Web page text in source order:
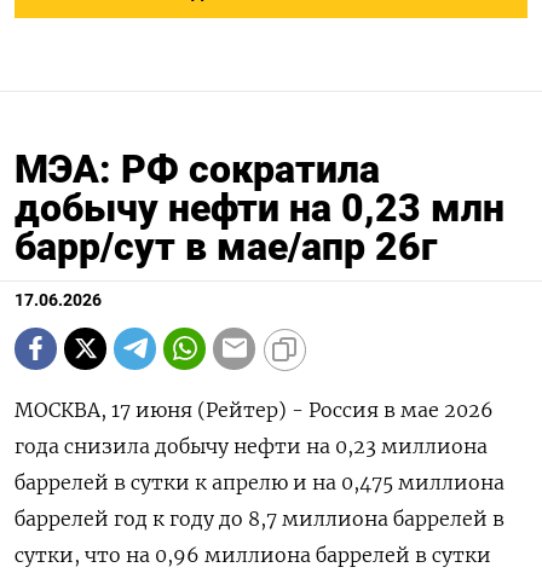
МЭА: РФ сократила
добычу нефти на 0,23 млн
барр/сут в мае/апр 26г
17.06.2026
МОСКВА, 17 июня (Рейтер) - Россия в мае 2026
года снизила добычу нефти на 0,23 миллиона
баррелей в сутки к апрелю и на 0,475 миллиона
баррелей год к году до 8,7 миллиона ‌баррелей в
сутки, что на 0,96 миллиона баррелей в сутки